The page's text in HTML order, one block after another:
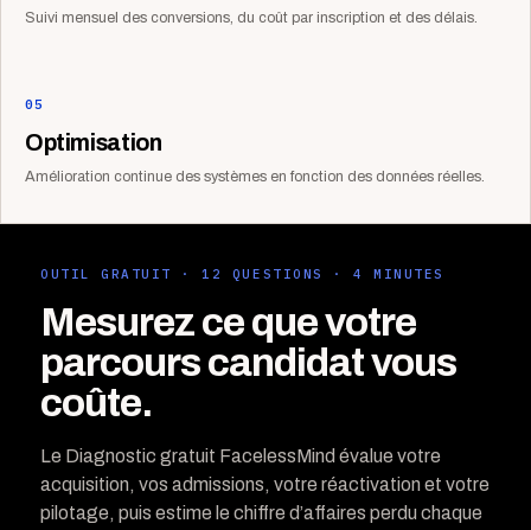
Suivi mensuel des conversions, du coût par inscription et des délais.
05
Optimisation
Amélioration continue des systèmes en fonction des données réelles.
OUTIL GRATUIT · 12 QUESTIONS · 4 MINUTES
Mesurez ce que votre
parcours candidat vous
coûte.
Le Diagnostic gratuit FacelessMind évalue votre
acquisition, vos admissions, votre réactivation et votre
pilotage, puis estime le chiffre d’affaires perdu chaque